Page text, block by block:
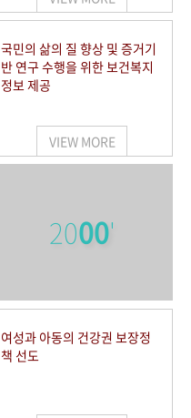
국민의 삶의 질 향상 및 증거기
반 연구 수행을 위한 보건복지
정보 제공
VIEW MORE
2000'
여성과 아동의 건강권 보장정
책 선도